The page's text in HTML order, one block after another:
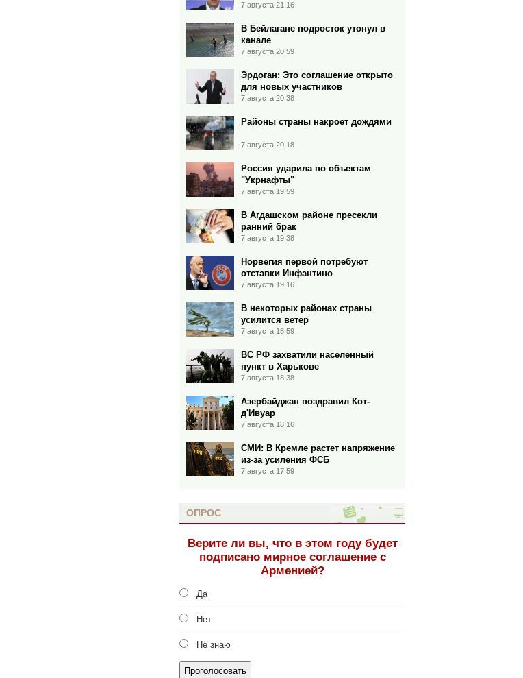
7 августа 21:16
В Бейлагане подросток утонул в
канале
7 августа 20:59
Эрдоган: Это соглашение открыто
для новых участников
7 августа 20:38
Районы страны накроет дождями
7 августа 20:18
Россия ударила по объектам
"Укрнафты"
7 августа 19:59
В Агдашском районе пресекли
ранний брак
7 августа 19:38
Норвегия первой потребуют
отставки Инфантино
7 августа 19:16
В некоторых районах страны
усилится ветер
7 августа 18:59
ВС РФ захватили населенный
пункт в Харькове
7 августа 18:38
Азербайджан поздравил Кот-
д'Ивуар
7 августа 18:16
СМИ: В Кремле растет напряжение
из-за усиления ФСБ
7 августа 17:59
ОПРОС
Верите ли вы, что в этом году будет
подписано мирное соглашение с
Арменией?
Да
Нет
Не знаю